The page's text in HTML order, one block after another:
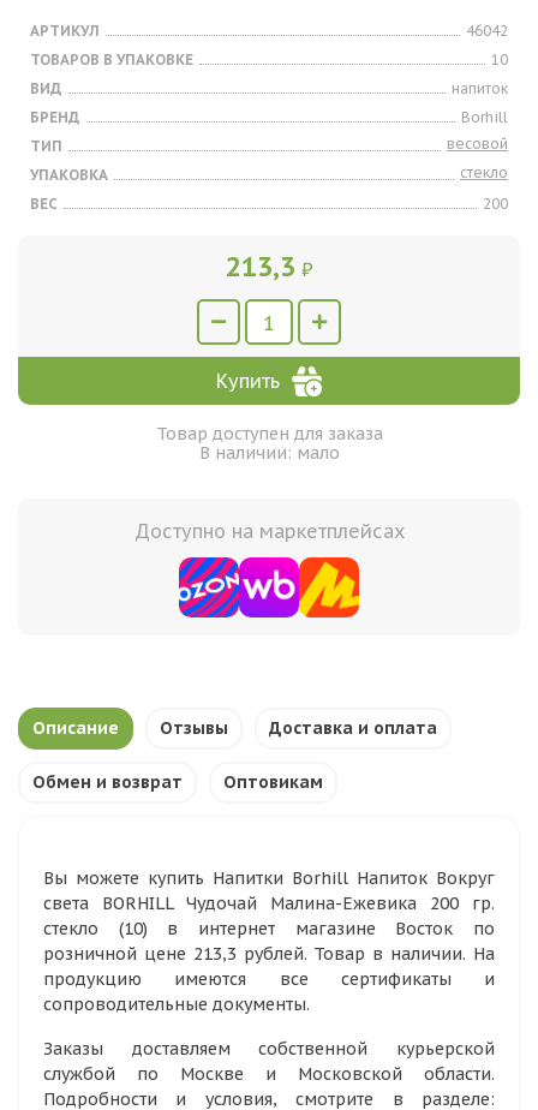
АРТИКУЛ
46042
ТОВАРОВ В УПАКОВКЕ
10
ВИД
напиток
БРЕНД
Borhill
ТИП
весовой
УПАКОВКА
стекло
ВЕС
200
213,3 ₽
Купить
Товар доступен для заказа
В наличии: мало
Доступно на маркетплейсах
Описание Отзывы Доставка и оплата
Обмен и возврат Оптовикам
Вы можете купить Напитки Borhill Напиток Вокруг
света BORHILL Чудочай Малина-Ежевика 200 гр.
стекло (10) в интернет магазине Восток по
розничной цене 213,3 рублей. Товар в наличии. На
продукцию имеются все сертификаты и
сопроводительные документы.
Заказы доставляем собственной курьерской
службой по Москве и Московской области.
Подробности и условия, смотрите в разделе: